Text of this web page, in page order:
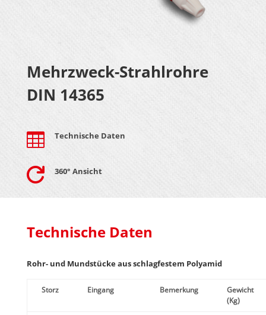
Mehrzweck-Strahlrohre
DIN 14365
 Technische Daten
 360° Ansicht
Technische Daten
Rohr- und Mundstücke aus schlagfestem Polyamid
Storz Eingang Bemerkung
Gewicht
(Kg)